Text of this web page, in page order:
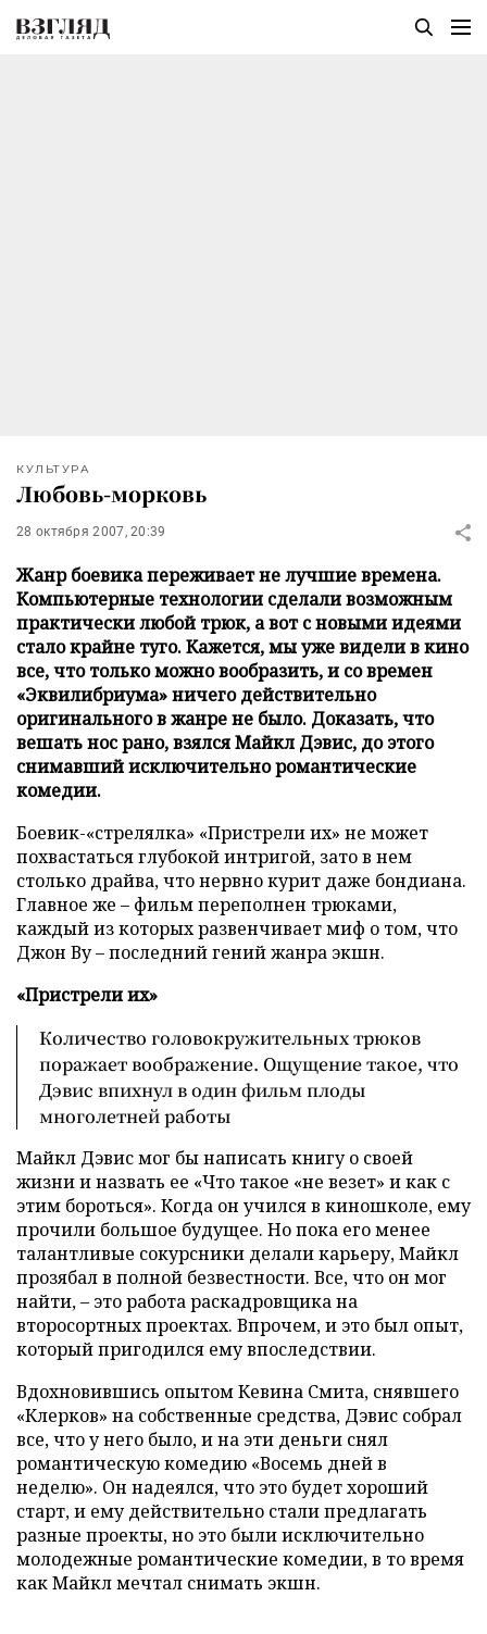
КУЛЬТУРА
Любовь-морковь
28 октября 2007, 20:39
Жанр боевика переживает не лучшие времена.
Компьютерные технологии сделали возможным
практически любой трюк, а вот с новыми идеями
стало крайне туго. Кажется, мы уже видели в кино
все, что только можно вообразить, и со времен
«Эквилибриума» ничего действительно
оригинального в жанре не было. Доказать, что
вешать нос рано, взялся Майкл Дэвис, до этого
снимавший исключительно романтические
комедии.
Боевик-«стрелялка» «Пристрели их» не может
похвастаться глубокой интригой, зато в нем
столько драйва, что нервно курит даже бондиана.
Главное же – фильм переполнен трюками,
каждый из которых развенчивает миф о том, что
Джон Ву – последний гений жанра экшн.
«Пристрели их»
Количество головокружительных трюков
поражает воображение. Ощущение такое, что
Дэвис впихнул в один фильм плоды
многолетней работы
Майкл Дэвис мог бы написать книгу о своей
жизни и назвать ее «Что такое «не везет» и как с
этим бороться». Когда он учился в киношколе, ему
прочили большое будущее. Но пока его менее
талантливые сокурсники делали карьеру, Майкл
прозябал в полной безвестности. Все, что он мог
найти, – это работа раскадровщика на
второсортных проектах. Впрочем, и это был опыт,
который пригодился ему впоследствии.
Вдохновившись опытом Кевина Смита, снявшего
«Клерков» на собственные средства, Дэвис собрал
все, что у него было, и на эти деньги снял
романтическую комедию «Восемь дней в
неделю». Он надеялся, что это будет хороший
старт, и ему действительно стали предлагать
разные проекты, но это были исключительно
молодежные романтические комедии, в то время
как Майкл мечтал снимать экшн.